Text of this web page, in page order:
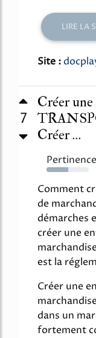
LIRE LA
Site :
7
Créer
Créer ...
Pertinence
52%
Comment
de
démarches
créer une
est la
Créer une
dans un
fortement